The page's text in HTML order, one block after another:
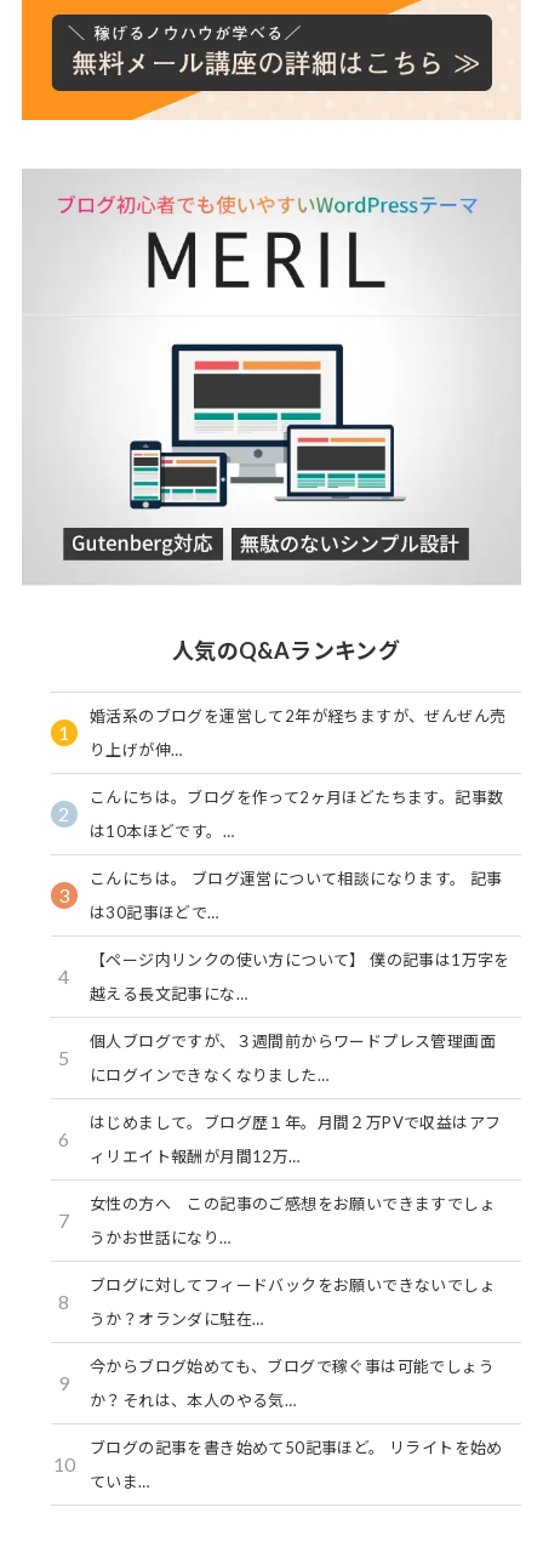
人気のQ&Aランキング
1
婚活系のブログを運営して2年が経ちますが、ぜんぜん売
り上げが伸…
2
こんにちは。ブログを作って2ヶ月ほどたちます。記事数
は10本ほどです。…
3
こんにちは。 ブログ運営について相談になります。 記事
は30記事ほどで…
4
【ページ内リンクの使い方について】 僕の記事は1万字を
越える長文記事にな…
5
個人ブログですが、３週間前からワードプレス管理画面
にログインできなくなりました…
6
はじめまして。ブログ歴１年。月間２万PVで収益はアフ
ィリエイト報酬が月間12万…
7
女性の方へ この記事のご感想をお願いできますでしょ
うかお世話になり…
8
ブログに対してフィードバックをお願いできないでしょ
うか？オランダに駐在…
9
今からブログ始めても、ブログで稼ぐ事は可能でしょう
か？それは、本人のやる気…
10
ブログの記事を書き始めて50記事ほど。 リライトを始め
ていま…